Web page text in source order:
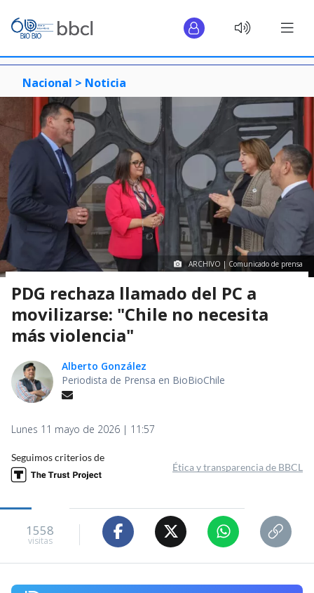
Nacional > Noticia
ARCHIVO | Comunicado de prensa
PDG rechaza llamado del PC a
movilizarse: "Chile no necesita
más violencia"
Alberto González
Periodista de Prensa en BioBioChile
Lunes 11 mayo de 2026 | 11:57
Seguimos criterios de
Ética y transparencia de BBCL
1558
visitas